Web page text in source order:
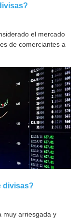
el mercado
de comerciantes a
divisas?
muy arriesgada y